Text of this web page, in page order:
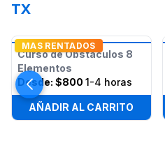
TX
MAS RENTADOS
Curso de Obstáculos 8
Elementos
Desde: $800 1-4 horas
AÑADIR AL CARRITO